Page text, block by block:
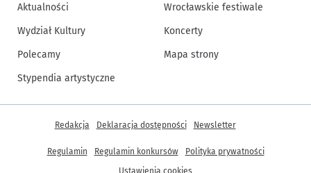
Aktualności
Wydział Kultury
Polecamy
Stypendia artystyczne
Wrocławskie festiwale
Koncerty
Mapa strony
Inne informacje
Redakcja Deklaracja dostępności Newsletter
Regulamin Regulamin konkursów
Polityka prywatności
Ustawienia cookies